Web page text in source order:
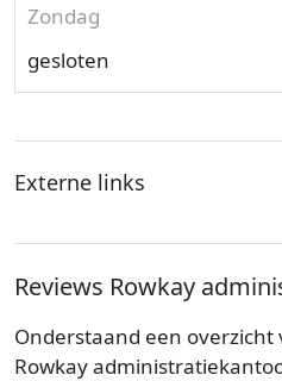
Zondag
gesloten
Externe links
Reviews Rowkay
Onderstaand een
Rowkay